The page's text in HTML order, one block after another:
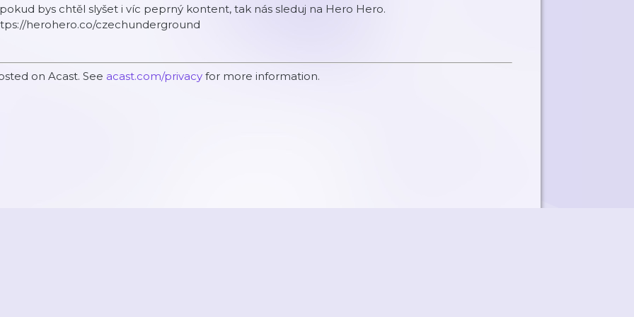
bys chtěl slyšet i víc peprný kontent, tak nás sleduj na Hero Hero.
herohero.co/czechunderground
on Acast. See acast.com/privacy for more information.